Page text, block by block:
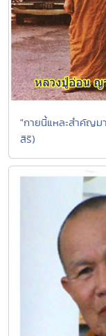
"กายนี้แหละสำคัญ
สิริ)